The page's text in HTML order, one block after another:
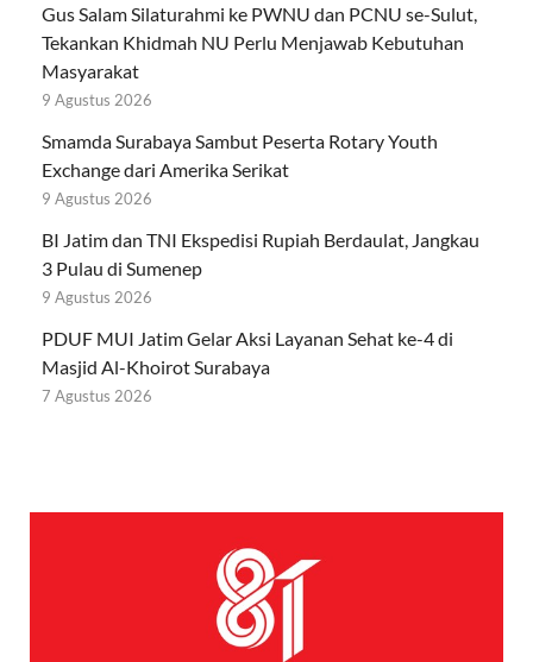
Gus Salam Silaturahmi ke PWNU dan PCNU se-Sulut,
Tekankan Khidmah NU Perlu Menjawab Kebutuhan
Masyarakat
9 Agustus 2026
Smamda Surabaya Sambut Peserta Rotary Youth
Exchange dari Amerika Serikat
9 Agustus 2026
BI Jatim dan TNI Ekspedisi Rupiah Berdaulat, Jangkau
3 Pulau di Sumenep
9 Agustus 2026
PDUF MUI Jatim Gelar Aksi Layanan Sehat ke-4 di
Masjid Al-Khoirot Surabaya
7 Agustus 2026